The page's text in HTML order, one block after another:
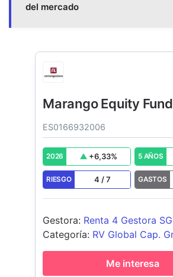
del mercado
Marango Equity
ES0166932006
2026 +6,33% 5 AÑOS
RIESGO 4 /7 GASTOS
Gestora: Renta 4 Gestora
Categoría: RV Global Cap.
Growth
Me interesa